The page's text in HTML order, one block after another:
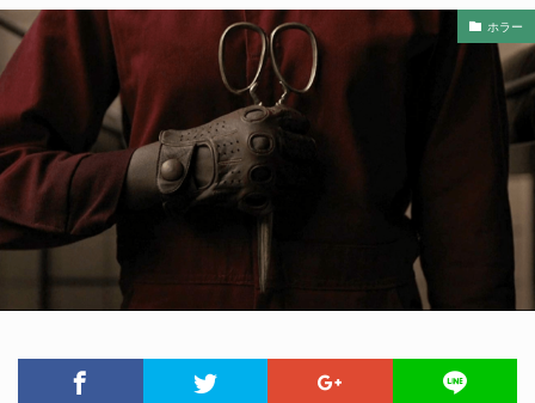
ホラー